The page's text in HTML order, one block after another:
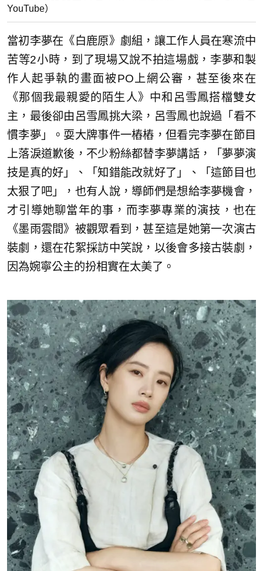
YouTube）
當初李夢在《白鹿原》劇組，讓工作人員在寒流中
苦等2小時，到了現場又說不拍這場戲，李夢和製
作人起爭執的畫面被PO上網公審，甚至後來在
《那個我最親愛的陌生人》中和呂雪鳳搭檔雙女
主，最後卻由呂雪鳳挑大梁，呂雪鳳也說過「看不
慣李夢」。耍大牌事件一樁樁，但看完李夢在節目
上落淚道歉後，不少粉絲都替李夢講話，「夢夢演
技是真的好」、「知錯能改就好了」、「這節目也
太狠了吧」，也有人說，導師們是想給李夢機會，
才引導她聊當年的事，而李夢專業的演技，也在
《墨雨雲間》被觀眾看到，甚至這是她第一次演古
裝劇，還在花絮採訪中笑說，以後會多接古裝劇，
因為婉寧公主的扮相實在太美了。